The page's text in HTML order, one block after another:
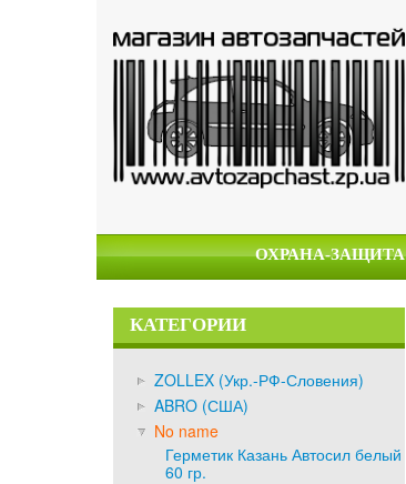
ОХРАНА-ЗАЩИТА
КАТЕГОРИИ
ZOLLEX (Укр.-РФ-Словения)
ABRO (США)
No name
Герметик Казань Автосил белый
60 гр.